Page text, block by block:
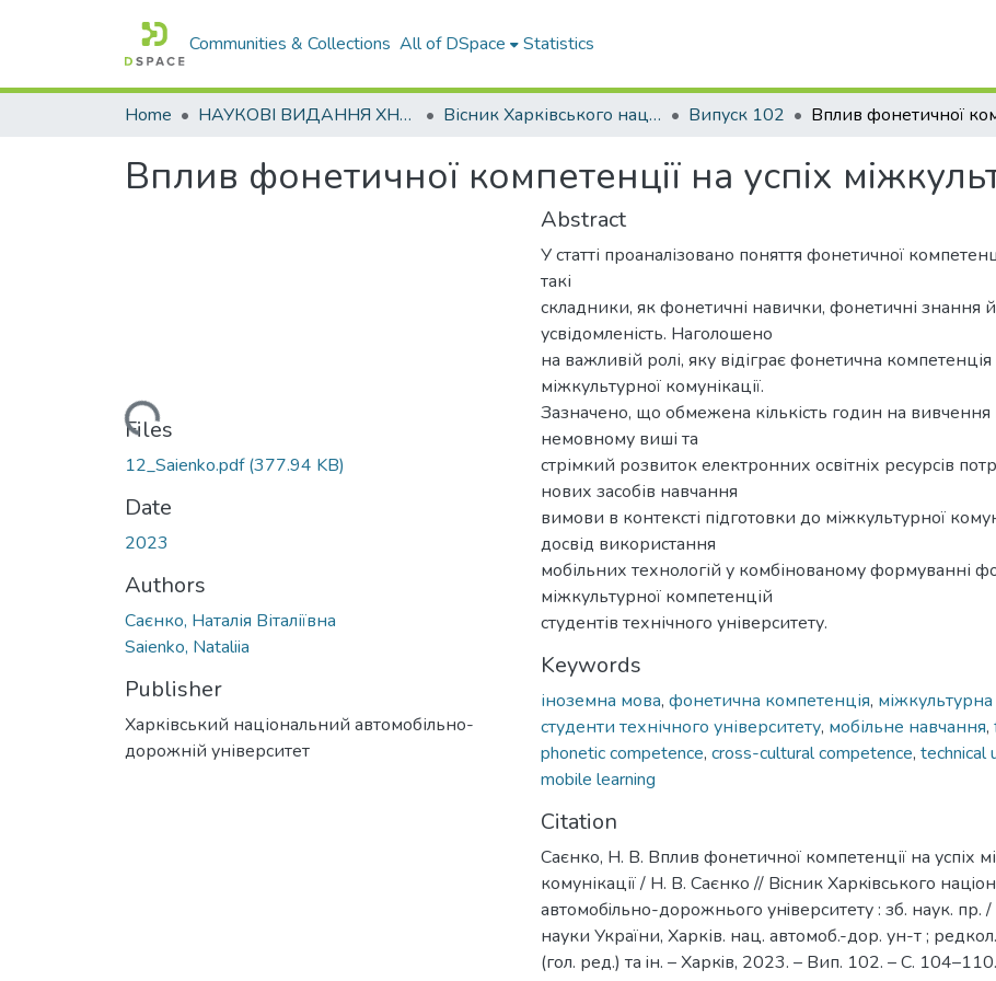
Communities & Collections All of DSpace Statistics
Home НАУКОВІ ВИДАННЯ ХНАДУ Вісник Харківського національного автомобільно-дорожнього університету / Вестник Харьковского национального автомобильно-дорожного университета Випуск 102
Вплив фонетичної компетенції на успіх
Loading...
Files
12_Saienko.pdf(377.94 KB)
Date
2023
Authors
Саєнко, Наталія Віталіївна
Saienko, Nataliia
Publisher
Харківський національний автомобільно-
дорожній університет
Abstract
У статті проаналізовано поняття фонетичної
такі
складники, як фонетичні навички, фонетичні знання
усвідомленість. Наголошено
на важливій ролі, яку відіграє фонетична компетенція
міжкультурної комунікації.
Зазначено, що обмежена кількість годин на вивчення
немовному виші та
стрімкий розвиток електронних освітніх ресурсів
нових засобів навчання
вимови в контексті підготовки до міжкультурної
досвід використання
мобільних технологій у комбінованому формуванні
міжкультурної компетенцій
студентів технічного університету.
Keywords
іноземна мова, фонетична компетенція,
студенти технічного університету, мобільне навчання,
phonetic competence, cross-cultural competence, technical
mobile learning
Citation
Саєнко, Н. В. Вплив фонетичної компетенції на успіх
комунікації / Н. В. Саєнко // Вiсник Харкiвського
автомобiльно-дорожнього унiверситету : зб. наук. пр.
науки України, Харків. нац. автомоб.-дор. ун-т ;
(гол. ред.) та iн. – Харкiв, 2023. – Вип. 102. – С. 104–110.